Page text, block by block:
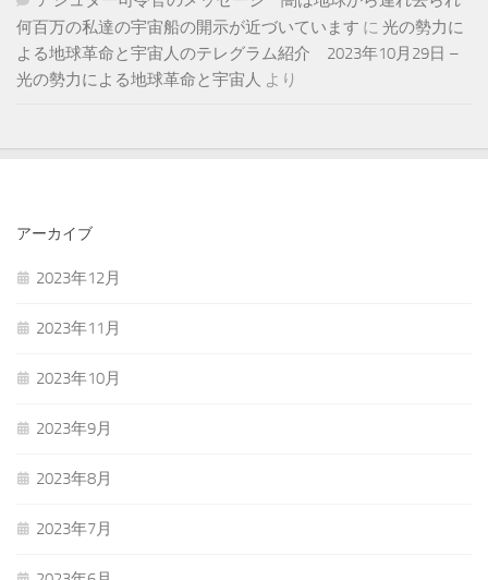
何百万の私達の宇宙船の開示が近づいています に 光の勢力に
よる地球革命と宇宙人のテレグラム紹介 2023年10月29日 –
光の勢力による地球革命と宇宙人 より
アーカイブ
2023年12月
2023年11月
2023年10月
2023年9月
2023年8月
2023年7月